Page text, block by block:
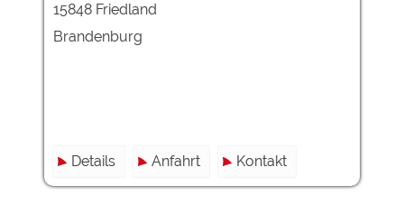
15848 Friedland
Brandenburg
Details Anfahrt Kontakt